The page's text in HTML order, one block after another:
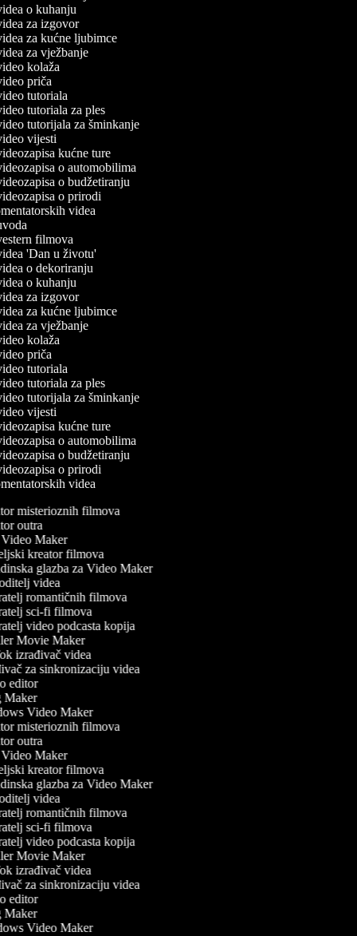
o kuhanju
za izgovor
za kućne ljubimce
za vježbanje
kolaža
priča
tutoriala
tutoriala za ples
tutorijala za šminkanje
vijesti
kućne ture
o automobilima
o budžetiranju
o prirodi
videa
filmova
'Dan u životu'
o dekoriranju
o kuhanju
za izgovor
za kućne ljubimce
za vježbanje
kolaža
priča
tutoriala
tutoriala za ples
tutorijala za šminkanje
vijesti
kućne ture
o automobilima
o budžetiranju
o prirodi
videa
misterioznih filmova
outra
Maker
kreator filmova
glazba za Video Maker
videa
romantičnih filmova
sci-fi filmova
video podcasta kopija
Movie Maker
izrađivač videa
za sinkronizaciju videa
editor
Video Maker
misterioznih filmova
outra
Maker
kreator filmova
glazba za Video Maker
videa
romantičnih filmova
sci-fi filmova
video podcasta kopija
Movie Maker
izrađivač videa
za sinkronizaciju videa
editor
Video Maker